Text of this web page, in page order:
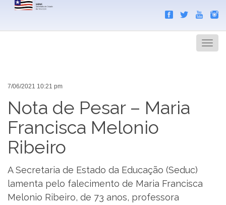
Menu
7/06/2021 10:21 pm
Nota de Pesar – Maria
Francisca Melonio
Ribeiro
A Secretaria de Estado da Educação (Seduc)
lamenta pelo falecimento de Maria Francisca
Melonio Ribeiro, de 73 anos, professora